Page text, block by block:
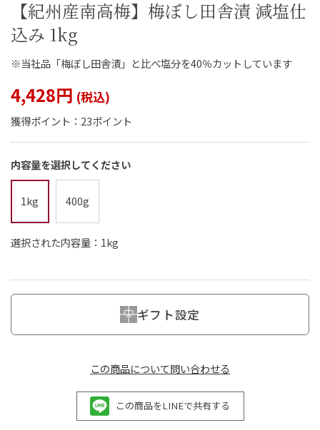
閉じる
【紀州産南高梅】梅ぼし田舎漬 減塩仕
込み 1kg
※当社品「梅ぼし田舎漬」と比べ塩分を40％カットしています
4,428円
獲得ポイント： 23ポイント
ギフト設定
内容量を選択してください
1kg 400g
選択された内容量：1kg
この商品について問い合わせる
この商品をLINEで共有する